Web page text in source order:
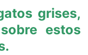
grises,
estos
.